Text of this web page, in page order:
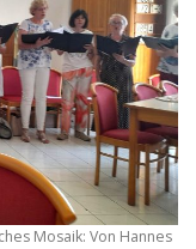
Mosaik: Von Hannes